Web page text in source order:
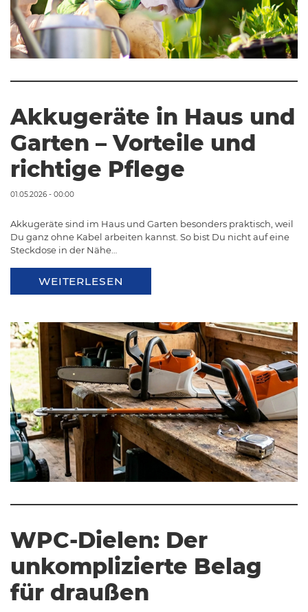
Akkugeräte in Haus und
Garten – Vorteile und
richtige Pflege
01.05.2026 - 00:00
Akkugeräte sind im Haus und Garten besonders praktisch, weil
Du ganz ohne Kabel arbeiten kannst. So bist Du nicht auf eine
Steckdose in der Nähe…
WEITERLESEN
WPC-Dielen: Der
unkomplizierte Belag
für draußen